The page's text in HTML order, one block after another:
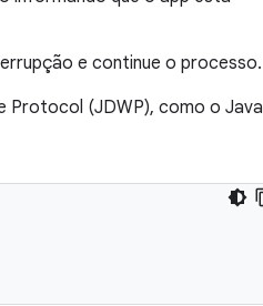
e continue o processo.
Protocol (JDWP), como o Java